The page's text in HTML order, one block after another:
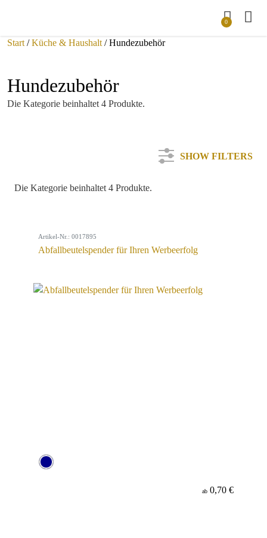
0
Start /Küche & Haushalt / Hundezubehör
Hundezubehör
Die Kategorie beinhaltet 4 Produkte.
SHOW FILTERS
Farbe
Die Kategorie beinhaltet 4 Produkte.
Artikel-Nr.: 0017895
Abfallbeutelspender für Ihren Werbeerfolg
ab 0,70 €